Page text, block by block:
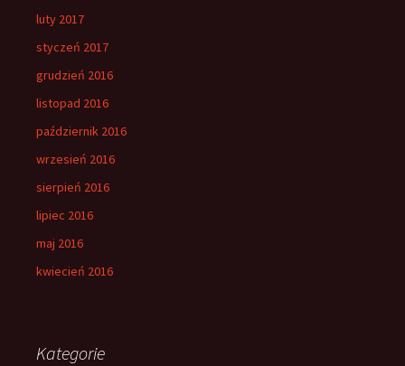
luty 2017
styczeń 2017
grudzień 2016
listopad 2016
październik 2016
wrzesień 2016
sierpień 2016
lipiec 2016
maj 2016
kwiecień 2016
Kategorie